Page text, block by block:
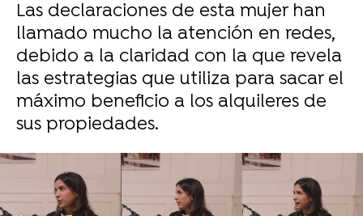
Las declaraciones de esta mujer han
llamado mucho la atención en redes,
debido a la claridad con la que revela
las estrategias que utiliza para sacar el
máximo beneficio a los alquileres de
sus propiedades.
La broma que arruinó el gran momento de
unos novios en su boda: una lluvia de arroz
con pala indigna a TikTok